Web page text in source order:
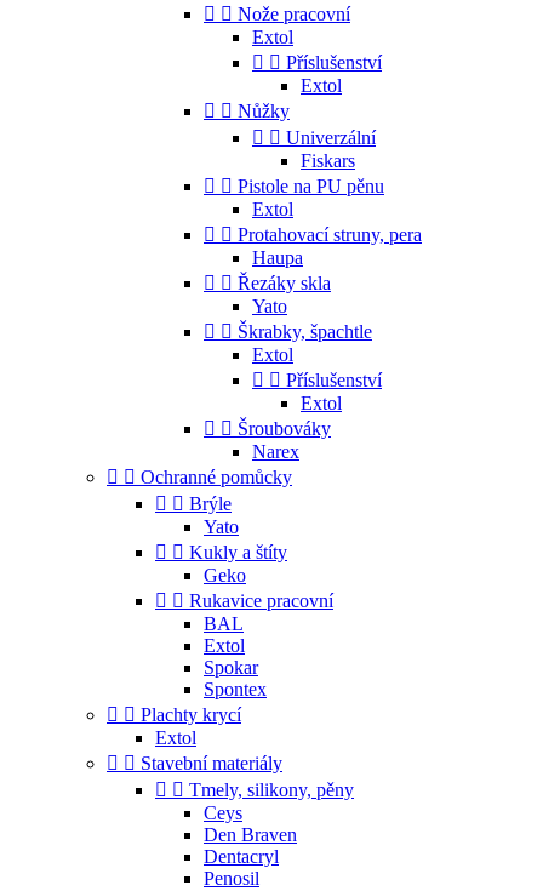
  Nože pracovní
Extol
  Příslušenství
Extol
  Nůžky
  Univerzální
Fiskars
  Pistole na PU pěnu
Extol
  Protahovací struny, pera
Haupa
  Řezáky skla
Yato
  Škrabky, špachtle
Extol
  Příslušenství
Extol
  Šroubováky
Narex
  Ochranné pomůcky
  Brýle
Yato
  Kukly a štíty
Geko
  Rukavice pracovní
BAL
Extol
Spokar
Spontex
  Plachty krycí
Extol
  Stavební materiály
  Tmely, silikony, pěny
Ceys
Den Braven
Dentacryl
Penosil